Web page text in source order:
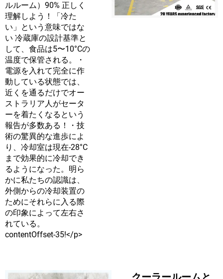
ルルーム）90% 正しく
理解しよう！「冷た
い」という意味ではな
い 冷蔵庫の設計基準と
して、食品は5〜10°Cの
温度で保管される。・
電源を入れて完全に作
動している状態では、
近くを通るだけでオー
ストラリア人がセータ
ーを着たくなるという
報告が多数ある！・技
術の驚異的な進歩によ
り、冷却室は現在-28°C
まで効果的に冷却でき
るようになった。明ら
かに私たちの認識は、
外側からの冷却装置の
ためにそれらに入る際
の印象によって左右さ
れている。
contentOffset-35!</p>